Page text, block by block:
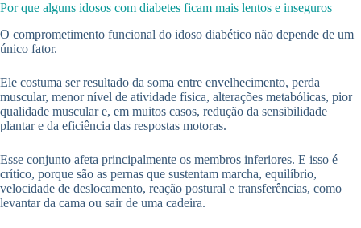
Por que alguns idosos com diabetes ficam mais lentos e inseguros
O comprometimento funcional do idoso diabético não depende de um
único fator.
Ele costuma ser resultado da soma entre envelhecimento, perda
muscular, menor nível de atividade física, alterações metabólicas, pior
qualidade muscular e, em muitos casos, redução da sensibilidade
plantar e da eficiência das respostas motoras.
Esse conjunto afeta principalmente os membros inferiores. E isso é
crítico, porque são as pernas que sustentam marcha, equilíbrio,
velocidade de deslocamento, reação postural e transferências, como
levantar da cama ou sair de uma cadeira.